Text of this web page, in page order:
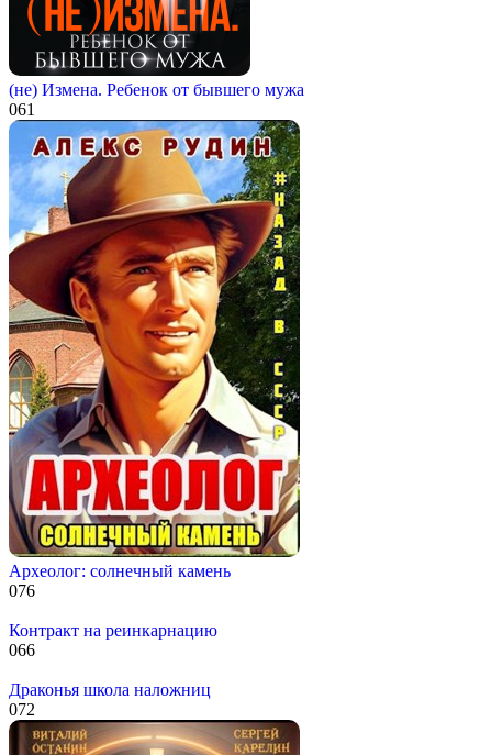
(не) Измена. Ребенок от бывшего мужа
061
Археолог: солнечный камень
076
Контракт на реинкарнацию
066
Драконья школа наложниц
072